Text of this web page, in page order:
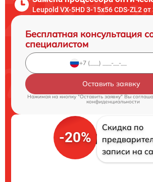
Leupold VX-5HD 3-15x56 CDS-ZL2
Бесплатная консультация
специалистом
Оставить заявку
Нажимая на кнопку "Оставить заявку" Вы
конфиденциальности
-20%
Скидка по
записи на